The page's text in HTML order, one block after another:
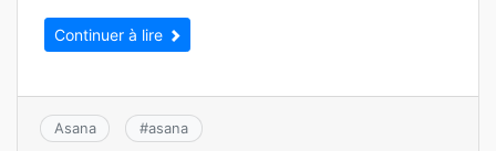
Continuer à lire
Asana #asana